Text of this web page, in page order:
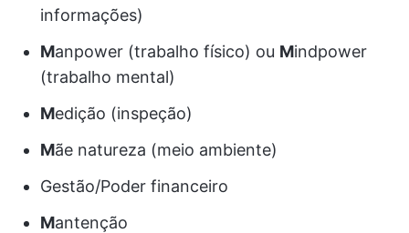
informações)
Manpower (trabalho físico) ou Mindpower
(trabalho mental)
Medição (inspeção)
Mãe natureza (meio ambiente)
Gestão/Poder financeiro
Mantenção